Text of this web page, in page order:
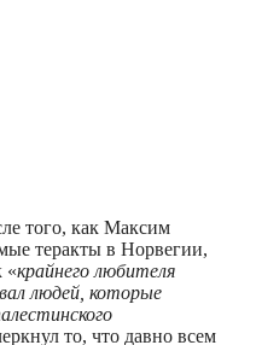
того, как Максим
теракты в Норвегии,
«крайнего любителя
людей, которые
то, что давно всем